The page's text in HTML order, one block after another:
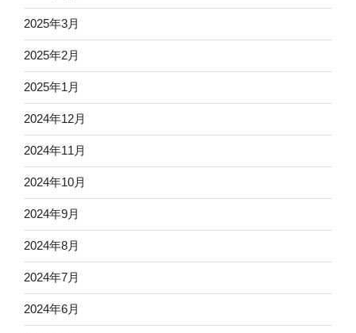
2025年3月
2025年2月
2025年1月
2024年12月
2024年11月
2024年10月
2024年9月
2024年8月
2024年7月
2024年6月